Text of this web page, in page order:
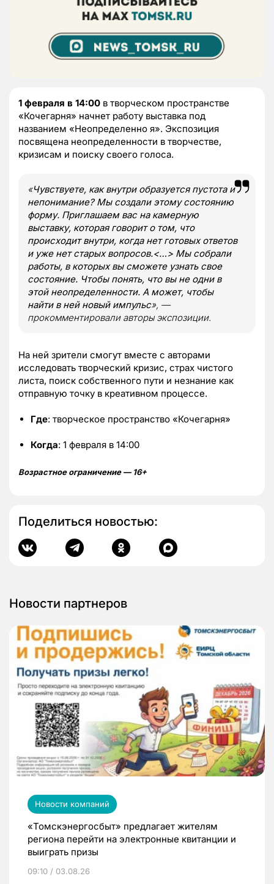
1 февраля в 14:00 в творческом пространстве
«Кочегарня» начнет работу выставка под
названием «Неопределенно я». Экспозиция
посвящена неопределенности в творчестве,
кризисам и поиску своего голоса.
«Чувствуете, как внутри образуется пустота и
непонимание? Мы создали этому состоянию
форму. Приглашаем вас на камерную
выставку, которая говорит о том, что
происходит внутри, когда нет готовых ответов
и уже нет старых вопросов.<…> Мы собрали
работы, в которых вы сможете узнать свое
состояние. Чтобы понять, что вы не одни в
этой неопределенности. А может, чтобы
найти в ней новый импульс», —
прокомментировали авторы экспозиции.
На ней зрители смогут вместе с авторами
исследовать творческий кризис, страх чистого
листа, поиск собственного пути и незнание как
отправную точку в креативном процессе.
Где: творческое пространство «Кочегарня»
Когда: 1 февраля в 14:00
Возрастное ограничение — 16+
Поделиться новостью:
Новости партнеров
Новости компаний
«Томскэнергосбыт» предлагает жителям
региона перейти на электронные квитанции и
выиграть призы
09:10 / 03.08.26